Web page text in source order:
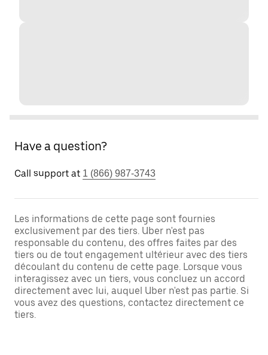
Have a question?
Call support at 1 (866) 987-3743
Les informations de cette page sont fournies
exclusivement par des tiers. Uber n'est pas
responsable du contenu, des offres faites par des
tiers ou de tout engagement ultérieur avec des tiers
découlant du contenu de cette page. Lorsque vous
interagissez avec un tiers, vous concluez un accord
directement avec lui, auquel Uber n'est pas partie. Si
vous avez des questions, contactez directement ce
tiers.